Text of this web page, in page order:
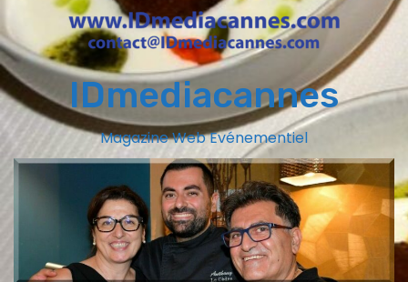
IDmediacannes
Magazine Web Evénementiel